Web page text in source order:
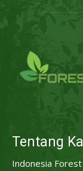
Tentang
Indonesia